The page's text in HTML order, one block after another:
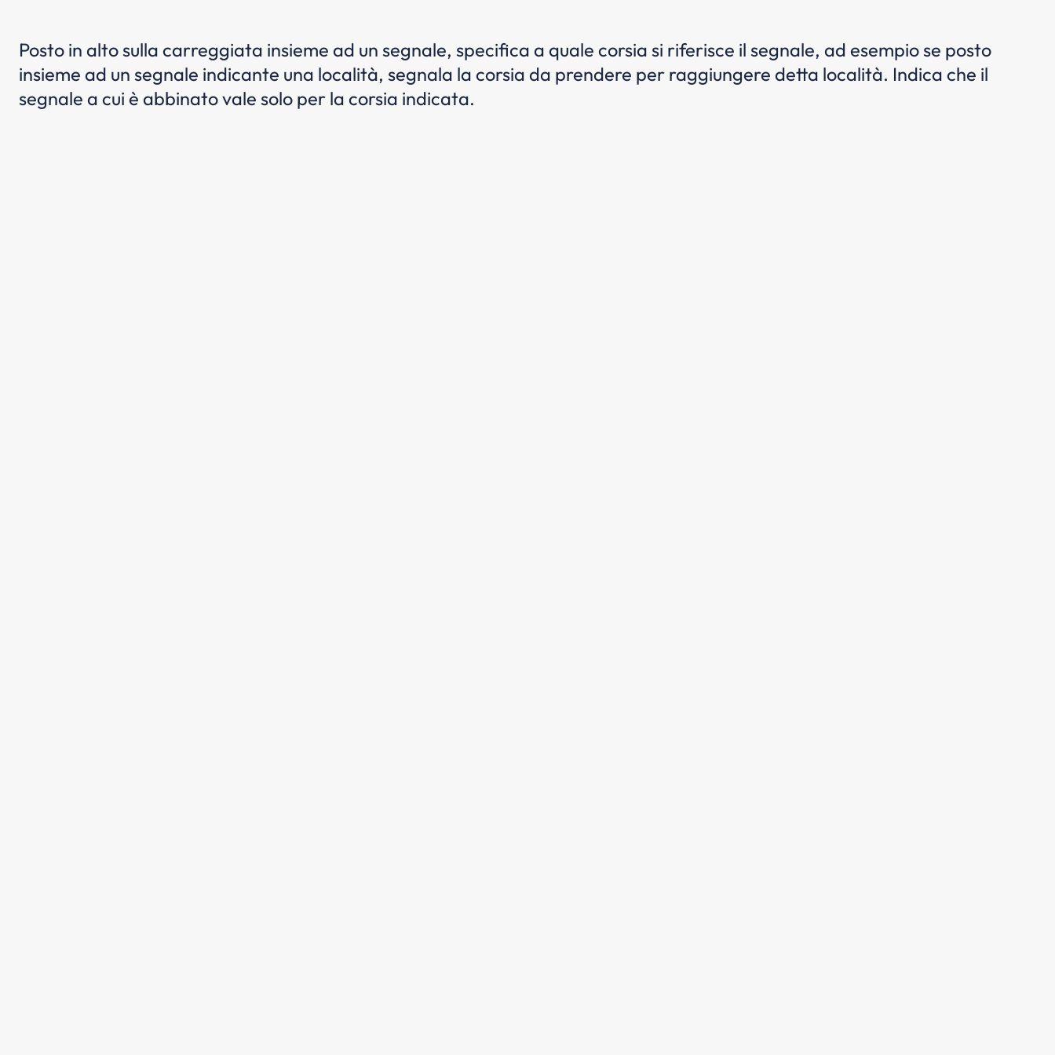
Posto in alto sulla carreggiata insieme ad un segnale, specifica a quale corsia si riferisce il segnale, ad esempio se posto
insieme ad un segnale indicante una località, segnala la corsia da prendere per raggiungere detta località. Indica che il
segnale a cui è abbinato vale solo per la corsia indicata.